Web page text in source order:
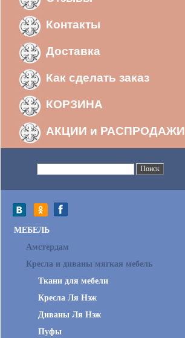
Контакты
Доставка
Как сделать заказ
КОРЗИНА
АКЦИИ и РАСПРОДАЖИ
МЕБЕЛЬ
Амстердам
Кресла и диваны мягкая мебель
Ткани для мебели
Кресла Ля Нэж
Диваны Ля Нэж
Пуфы